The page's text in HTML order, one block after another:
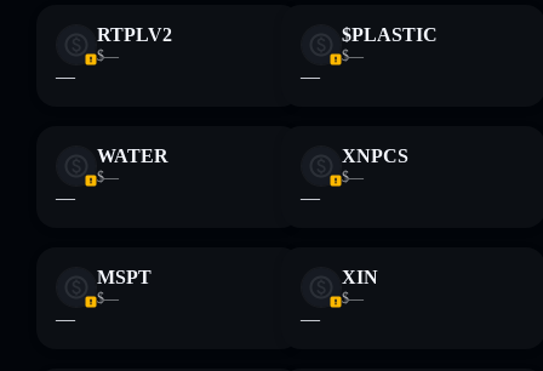
RTPLV2
$—
—
$PLASTIC
$—
—
WATER
$—
—
XNPCS
$—
—
MSPT
$—
—
XIN
$—
—